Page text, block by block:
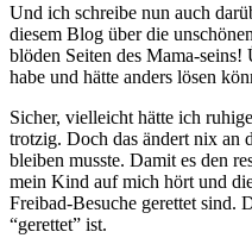
Und ich schreibe nun auch
diesem Blog über die
blöden Seiten des Mama-
habe und hätte anders lösen
Sicher, vielleicht hätte ich
trotzig. Doch das ändert nix an
bleiben musste. Damit es den
mein Kind auf mich hört und
Freibad-Besuche gerettet
“gerettet” ist.